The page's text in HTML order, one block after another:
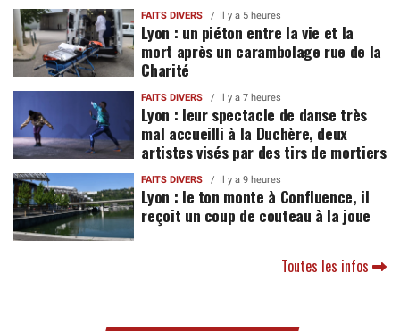
FAITS DIVERS Il y a 5 heures
Lyon : un piéton entre la vie et la
mort après un carambolage rue de la
Charité
FAITS DIVERS Il y a 7 heures
Lyon : leur spectacle de danse très
mal accueilli à la Duchère, deux
artistes visés par des tirs de mortiers
FAITS DIVERS Il y a 9 heures
Lyon : le ton monte à Confluence, il
reçoit un coup de couteau à la joue
Toutes les infos